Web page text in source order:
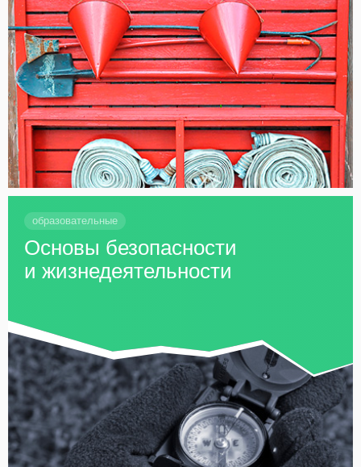
образовательные
Основы безопасности
и жизнедеятельности